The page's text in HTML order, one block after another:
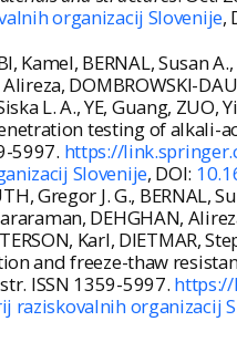
organizacij Slovenije,
Kamel, BERNAL, Susan
DOMBROWSKI-
L. A., YE, Guang,
testing of alkali-
5997. https://
Slovenije, DOI:
Gregor J. G., BERNAL,
DEHGHAN,
Karl, DIETMAR,
and freeze-thaw
ISSN 1359-5997.
raziskovalnih organizacij